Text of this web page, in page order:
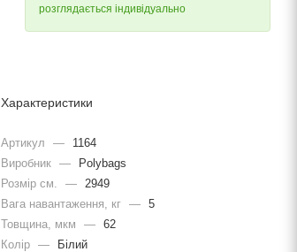
розглядається індивідуально
Характеристики
Артикул —
1164
Виробник —
Polybags
Розмір см.
—
2949
Вага навантаження, кг — 5
Товщина, мкм
— 62
Колір —
Білий